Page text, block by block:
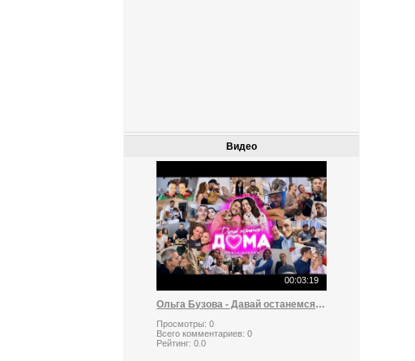
Видео
00:03:19
Ольга Бузова - Давай останемся дома
Просмотры:0
Всего комментариев:0
Рейтинг:0.0